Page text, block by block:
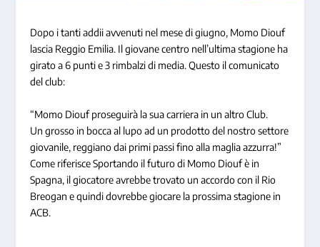
Dopo i tanti addii avvenuti nel mese di giugno, Momo Diouf
lascia Reggio Emilia. Il giovane centro nell’ultima stagione ha
girato a 6 punti e 3 rimbalzi di media. Questo il comunicato
del club:
“Momo Diouf proseguirà la sua carriera in un altro Club.
Un grosso in bocca al lupo ad un prodotto del nostro settore
giovanile, reggiano dai primi passi fino alla maglia azzurra!”
Come riferisce Sportando il futuro di Momo Diouf è in
Spagna, il giocatore avrebbe trovato un accordo con il Rio
Breogan e quindi dovrebbe giocare la prossima stagione in
ACB.